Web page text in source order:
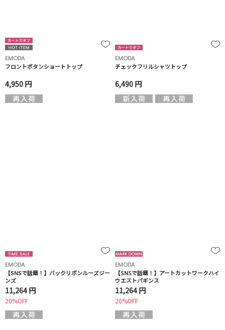
EMODA
フロントボタンショートトップ
4,950 円
EMODA
チェックフリルシャツトップ
6,490 円
EMODA
【SNSで話題！】バックリボンルーズジー
ンズ
11,264 円
20%OFF
EMODA
【SNSで話題！】アートカットワークハイ
ウエストパギンス
11,264 円
20%OFF